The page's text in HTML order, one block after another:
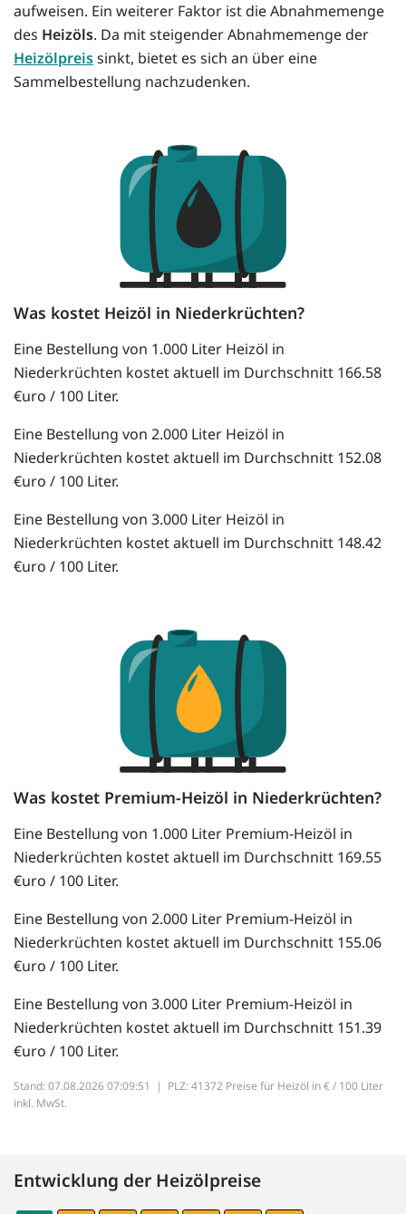
aufweisen. Ein weiterer Faktor ist die Abnahmemenge
des Heizöls. Da mit steigender Abnahmemenge der
Heizölpreissinkt, bietet es sich an über eine
Sammelbestellung nachzudenken.
Was kostet Heizöl in Niederkrüchten?
Eine Bestellung von 1.000 Liter Heizöl in
Niederkrüchten kostet aktuell im Durchschnitt 166.58
€uro / 100 Liter.
Eine Bestellung von 2.000 Liter Heizöl in
Niederkrüchten kostet aktuell im Durchschnitt 152.08
€uro / 100 Liter.
Eine Bestellung von 3.000 Liter Heizöl in
Niederkrüchten kostet aktuell im Durchschnitt 148.42
€uro / 100 Liter.
Was kostet Premium-Heizöl in Niederkrüchten?
Eine Bestellung von 1.000 Liter Premium-Heizöl in
Niederkrüchten kostet aktuell im Durchschnitt 169.55
€uro / 100 Liter.
Eine Bestellung von 2.000 Liter Premium-Heizöl in
Niederkrüchten kostet aktuell im Durchschnitt 155.06
€uro / 100 Liter.
Eine Bestellung von 3.000 Liter Premium-Heizöl in
Niederkrüchten kostet aktuell im Durchschnitt 151.39
€uro / 100 Liter.
Stand: 07.08.2026 07:09:51 | PLZ: 41372 Preise für Heizöl in € / 100 Liter
inkl. MwSt.
Entwicklung der Heizölpreise